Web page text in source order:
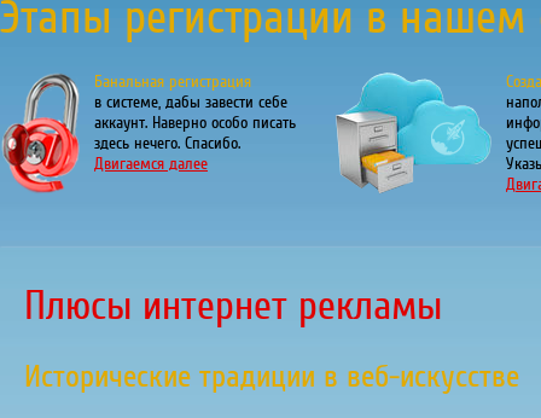
Этапы регистрации в нашем
Банальная регистрация
в системе, дабы завести себе
аккаунт. Наверно особо писать
здесь нечего. Спасибо.
Двигаемся далее
Плюсы интернет рекламы
Исторические традиции в веб-искусстве